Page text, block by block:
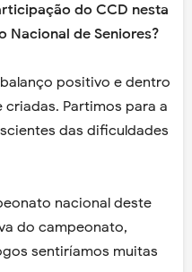
do CCD nesta
Nacional de Seniores?
balanço positivo e dentro
Partimos para a
das dificuldades
nacional deste
do campeonato,
sentiríamos muitas